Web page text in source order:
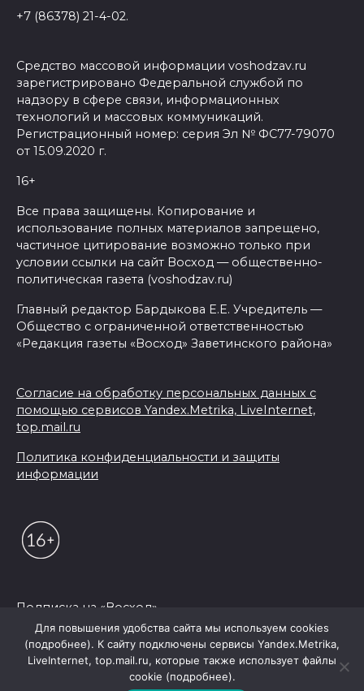
+7 (86378) 21-4-02.
Средство массовой информации voshodzav.ru
зарегистрировано Федеральной службой по
надзору в сфере связи, информационных
технологий и массовых коммуникаций.
Регистрационный номер: серия Эл № ФС77-79070
от 15.09.2020 г.
16+
Все права защищены. Копирование и
использование полных материалов запрещено,
частичное цитирование возможно только при
условии ссылки на сайт Восход — общественно-
политическая газета (voshodzav.ru)
Главный редактор Бардыкова Е.Е. Учредитель —
Общество с ограниченной ответственностью
«Редакция газеты «Восход» Заветинского района»
Согласие на обработку персональных данных с
помощью сервисов Yandex.Metrika, LiveInternet,
top.mail.ru
Политика конфиденциальности и защиты
информации
Подписка на «Восход»
© 2026 Редакция "Восход"
Для повышения удобства сайта мы используем cookies
(подробнее). К сайту подключены сервисы Yandex.Metrika,
LiveInternet, top.mail.ru, которые также использует файлы
cookie (подробнее).